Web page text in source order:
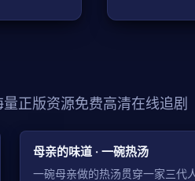
正版资源免费高清在线追剧
家庭
母亲的味道 · 一碗热汤
一碗母亲做的热汤贯穿一家三代